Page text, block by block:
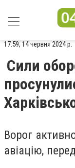
17:59, 14 червня 2024 р.
Сили
Ворог
авіацію,